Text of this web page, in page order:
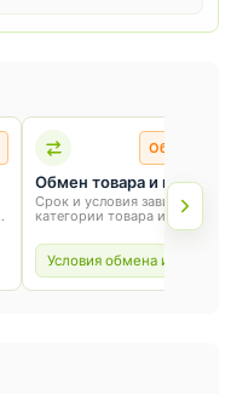
Обмен и
Обмен товара и возврат
Срок и условия зависят от
категории товара и способа
покупки. Для обмена или
сохраните товарный вид,
и чек.
Условия обмена и